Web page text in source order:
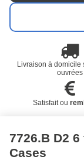
Livraison à
ouvrées
Satisfait ou
7726.B D2
Cases